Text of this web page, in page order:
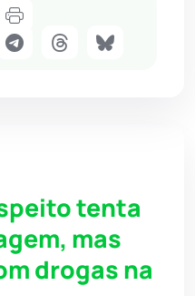
tenta
mas
drogas na